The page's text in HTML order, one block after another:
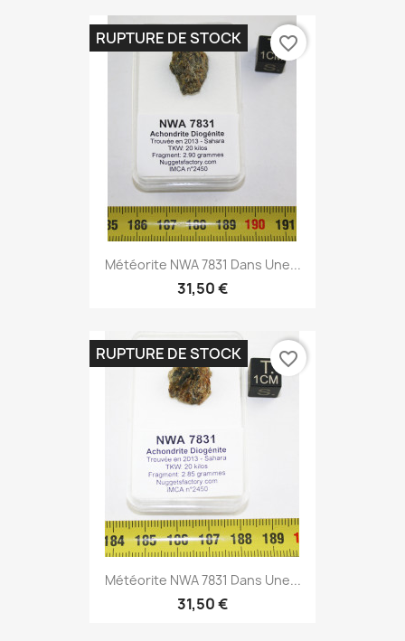
Météorite NWA 7831 Dans Une...
31,50 €
RUPTURE DE STOCK favorite_border
Météorite NWA 7831 Dans Une...
31,50 €
RUPTURE DE STOCK favorite_border